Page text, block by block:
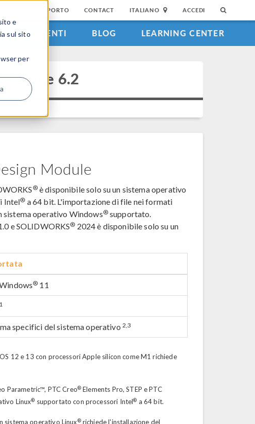
e
sul sito
per
CENTRO DI SUPPORTO CONTACT ITALIANO ACCEDI
EVENTI BLOG LEARNING CENTER
6.2
Module
®è disponibile solo su un sistema operativo
Intel® a 64 bit. L'importazione di file nei formati
sistema operativo Windows®supportato.
e SOLIDWORKS® 2024 è disponibile solo su un
® 11
1
specifici del sistema operativo 2,3
12 e 13 con processori Apple silicon come M1 richiede
Parametric™, PTC Creo® Elements Pro, STEP e PTC
Linux® supportato con processori Intel® a 64 bit.
sistema operativo Linux®richiede l'installazione del